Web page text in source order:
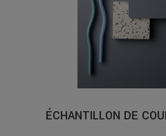
ÉCHANTILLON DE